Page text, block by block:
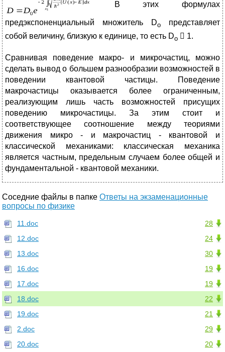
В этих формулах
предэкспоненциальный множитель Dо представляет
собой величину, близкую к единице, то есть Dо  1.
Сравнивая поведение макро- и микрочастиц, можно
сделать вывод о большем разнообразии возможностей в
поведении квантовой частицы. Поведение
макрочастицы оказывается более ограниченным,
реализующим лишь часть возможностей присущих
поведению микрочастицы. За этим стоит и
соответствующее соотношение между теориями
движения микро - и макрочастиц - квантовой и
классической механиками: классическая механика
является частным, предельным случаем более общей и
фундаментальной - квантовой механики.
Соседние файлы в папке Ответы на экзаменационные
вопросы по физике
28
11.doc
24
12.doc
30
13.doc
19
16.doc
19
17.doc
22
18.doc
21
19.doc
29
2.doc
20
20.doc